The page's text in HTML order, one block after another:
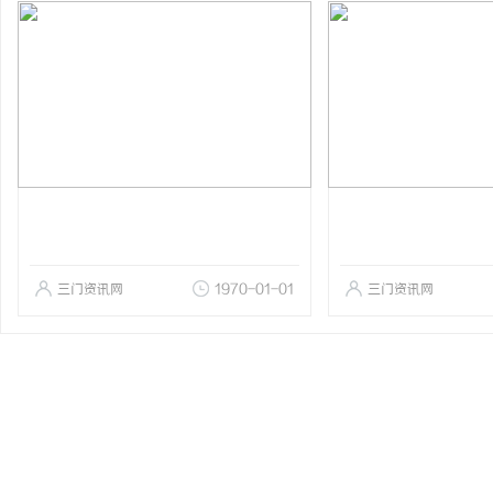
三门资讯网 1970-01-01 三门资讯网